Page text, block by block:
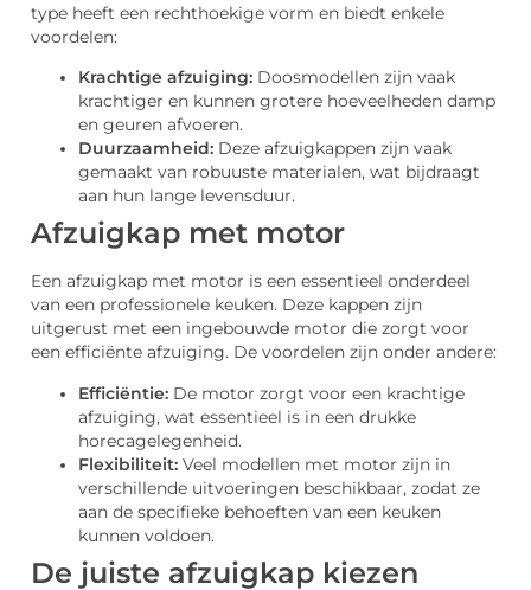
type heeft een rechthoekige vorm en biedt enkele
voordelen:
Krachtige afzuiging: Doosmodellen zijn vaak
krachtiger en kunnen grotere hoeveelheden damp
en geuren afvoeren.
Duurzaamheid: Deze afzuigkappen zijn vaak
gemaakt van robuuste materialen, wat bijdraagt
aan hun lange levensduur.
Afzuigkap met motor
Een afzuigkap met motor is een essentieel onderdeel
van een professionele keuken. Deze kappen zijn
uitgerust met een ingebouwde motor die zorgt voor
een efficiënte afzuiging. De voordelen zijn onder andere:
Efficiëntie: De motor zorgt voor een krachtige
afzuiging, wat essentieel is in een drukke
horecagelegenheid.
Flexibiliteit: Veel modellen met motor zijn in
verschillende uitvoeringen beschikbaar, zodat ze
aan de specifieke behoeften van een keuken
kunnen voldoen.
De juiste afzuigkap kiezen